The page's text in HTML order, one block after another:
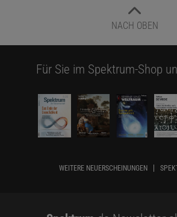
NACH OBEN
Für Sie im Spektrum-Shop
WEITERE NEUERSCHEINUNGEN